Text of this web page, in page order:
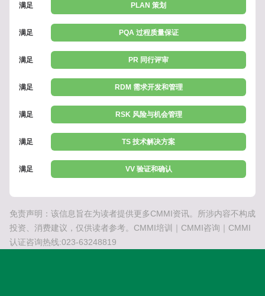
满足 PLAN 策划
满足 PQA 过程质量保证
满足 PR 同行评审
满足 RDM 需求开发和管理
满足 RSK 风险与机会管理
满足 TS 技术解决方案
满足 VV 验证和确认
免责声明：该信息旨在为读者提供更多CMMI资讯。所涉内容不构成
投资、消费建议，仅供读者参考。CMMI培训｜CMMI咨询｜CMMI
认证咨询热线:023-63248819